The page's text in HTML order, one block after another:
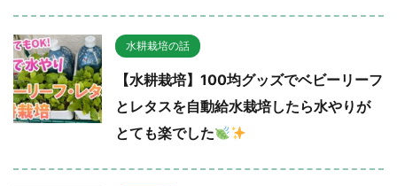
水耕栽培の話
【水耕栽培】100均グッズでベビーリーフ
とレタスを自動給水栽培したら水やりが
とても楽でした